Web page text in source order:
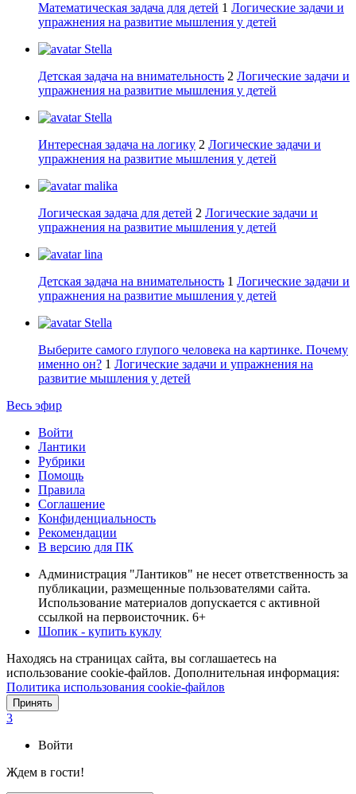
Математическая задача для детей 1 Логические задачи и
упражнения на развитие мышления у детей
Stella
Детская задача на внимательность 2 Логические задачи и
упражнения на развитие мышления у детей
Stella
Интересная задача на логику 2 Логические задачи и
упражнения на развитие мышления у детей
malika
Логическая задача для детей 2 Логические задачи и
упражнения на развитие мышления у детей
lina
Детская задача на внимательность 1 Логические задачи и
упражнения на развитие мышления у детей
Stella
Выберите самого глупого человека на картинке. Почему
именно он? 1 Логические задачи и упражнения на
развитие мышления у детей
Весь эфир
Войти
Лантики
Рубрики
Помощь
Правила
Соглашение
Конфиденциальность
Рекомендации
В версию для ПК
Администрация "Лантиков" не несет ответственность за
публикации, размещенные пользователями сайта.
Использование материалов допускается с активной
ссылкой на первоисточник. 6+
Шопик - купить куклу
Находясь на страницах сайта, вы соглашаетесь на
использование cookie-файлов. Дополнительная информация:
Политика использования cookie-файлов
Принять
3
Войти
Ждем в гости!